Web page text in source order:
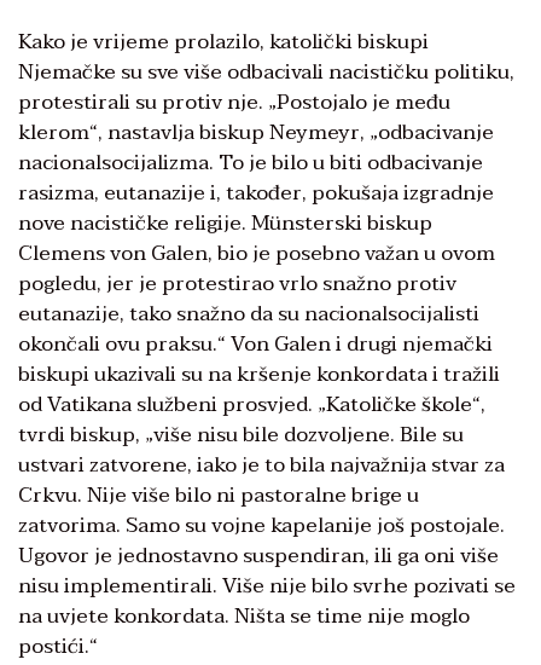
Kako je vrijeme prolazilo, katolički biskupi
Njemačke su sve više odbacivali nacističku politiku,
protestirali su protiv nje. „Postojalo je među
klerom“, nastavlja biskup Neymeyr, „odbacivanje
nacionalsocijalizma. To je bilo u biti odbacivanje
rasizma, eutanazije i, također, pokušaja izgradnje
nove nacističke religije. Münsterski biskup
Clemens von Galen, bio je posebno važan u ovom
pogledu, jer je protestirao vrlo snažno protiv
eutanazije, tako snažno da su nacionalsocijalisti
okončali ovu praksu.“ Von Galen i drugi njemački
biskupi ukazivali su na kršenje konkordata i tražili
od Vatikana službeni prosvjed. „Katoličke škole“,
tvrdi biskup, „više nisu bile dozvoljene. Bile su
ustvari zatvorene, iako je to bila najvažnija stvar za
Crkvu. Nije više bilo ni pastoralne brige u
zatvorima. Samo su vojne kapelanije još postojale.
Ugovor je jednostavno suspendiran, ili ga oni više
nisu implementirali. Više nije bilo svrhe pozivati se
na uvjete konkordata. Ništa se time nije moglo
postići.“